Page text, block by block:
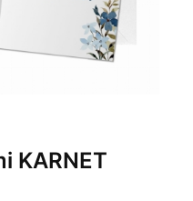
KARNET